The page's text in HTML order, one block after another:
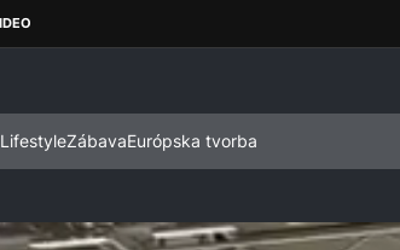
LifestyleZábavaEurópska tvorba